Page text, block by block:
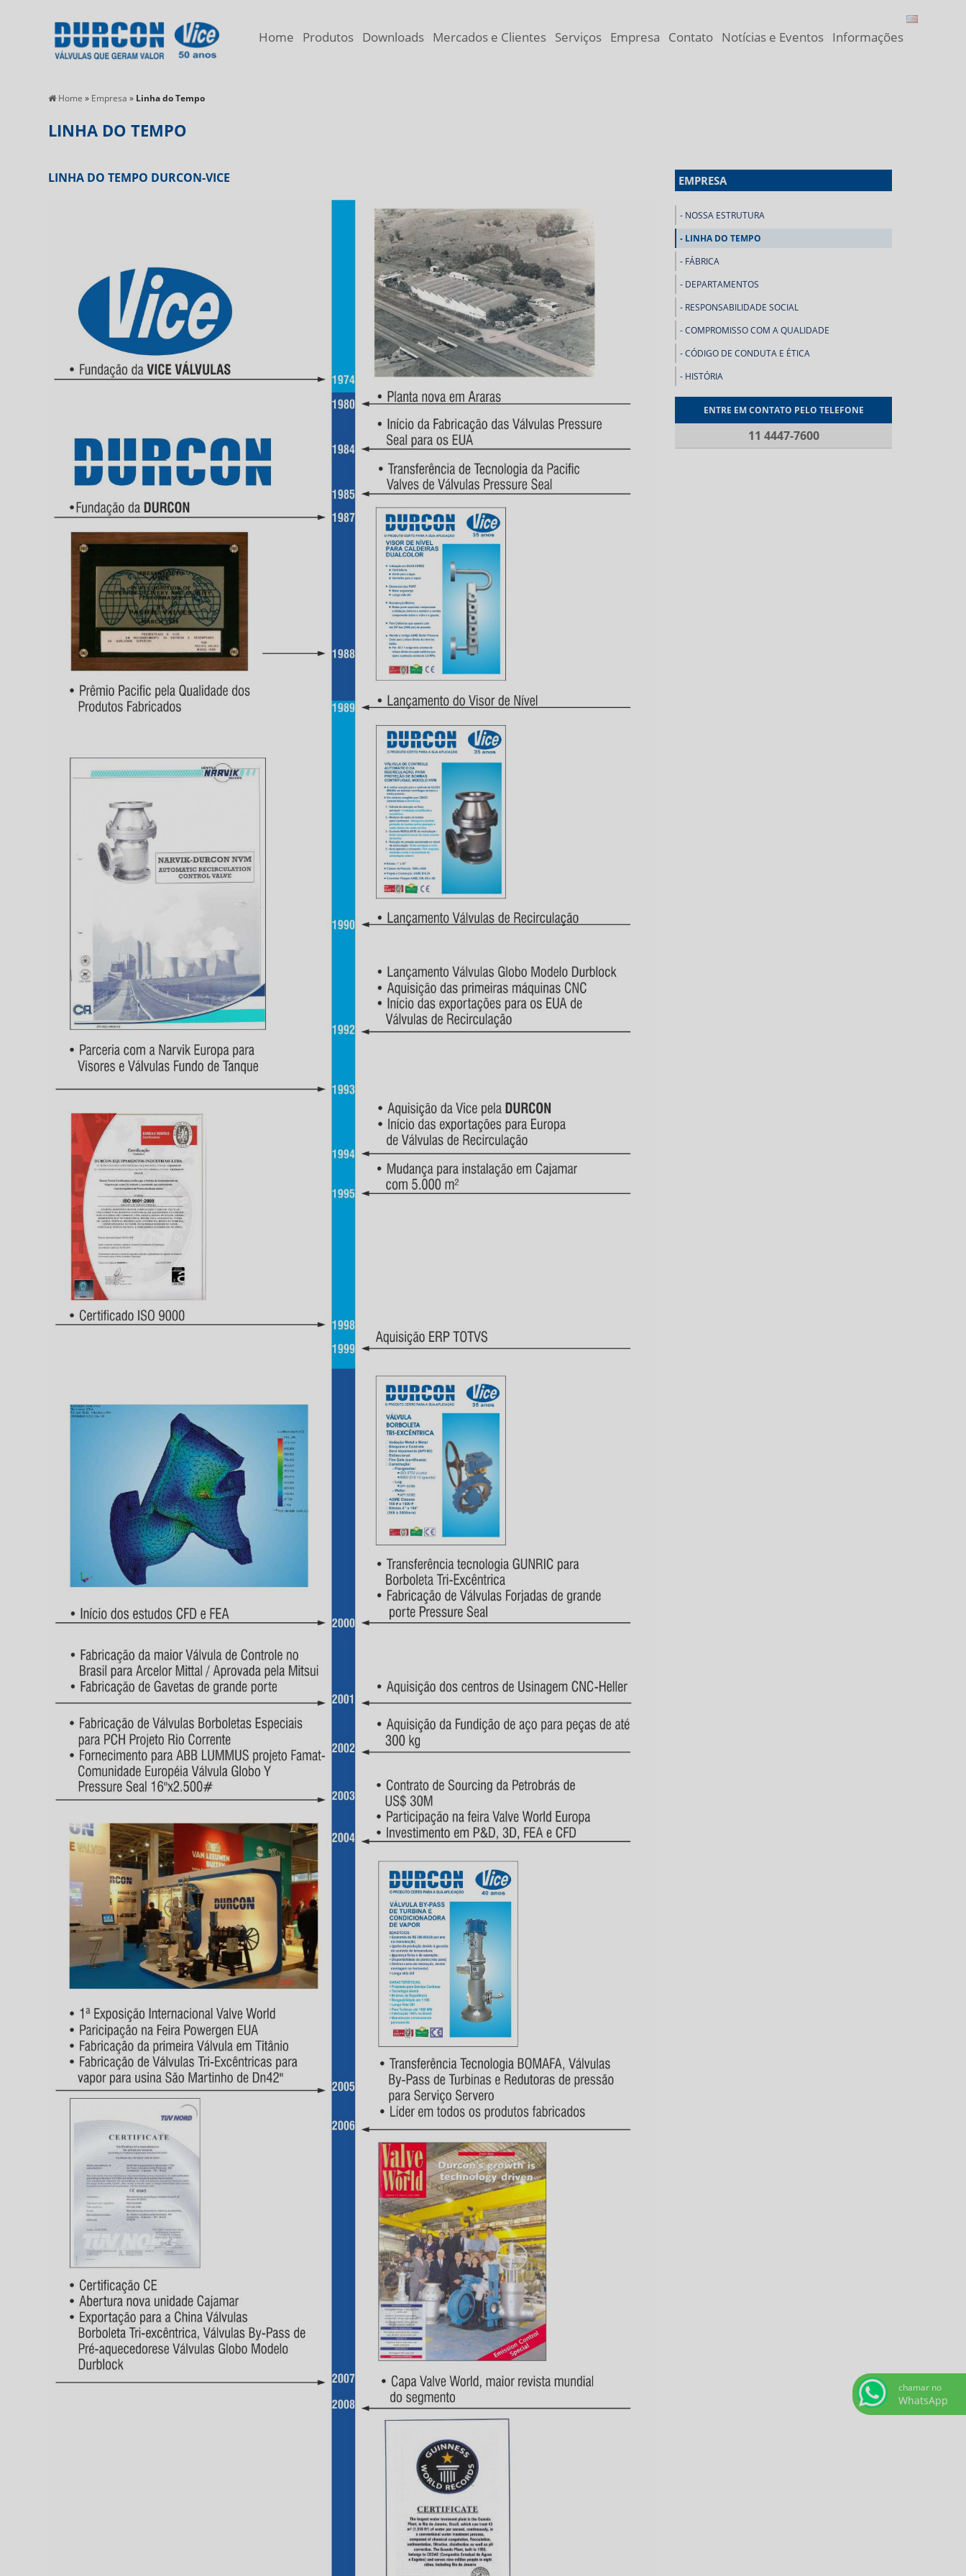
Home Produtos Downloads Mercados e Clientes Serviços Empresa Contato Notícias e Eventos Informações
Home » Empresa» Linha do Tempo
LINHA DO TEMPO
LINHA DO TEMPO DURCON-VICE EMPRESA
NOSSA ESTRUTURA
LINHA DO TEMPO
FÁBRICA
DEPARTAMENTOS
RESPONSABILIDADE SOCIAL
COMPROMISSO COM A QUALIDADE
CÓDIGO DE CONDUTA E ÉTICA
HISTÓRIA
ENTRE EM CONTATO PELO TELEFONE
11 4447-7600
chamar no
WhatsApp